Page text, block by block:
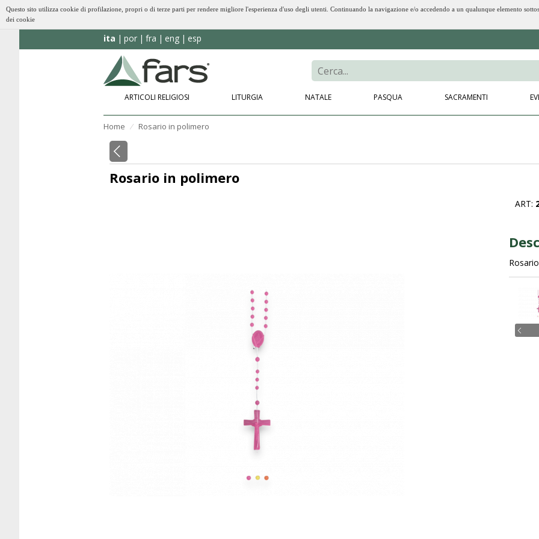
Questo sito utilizza cookie di profilazione, propri o di terze parti per rendere migliore l'esperienza d'uso degli utenti. Continuando la navigazione e/o accedendo a un qualunque elemento
dei cookie
ita por fra eng esp
ARTICOLI RELIGIOSI LITURGIA NATALE PASQUA SACRAMENTI
Home ⁄ Rosario in polimero
Rosario in polimero
ART: